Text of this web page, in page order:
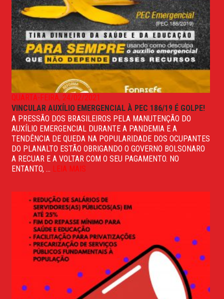
QUARTA-FEIRA, 24/02/2021
VINCULAR AUXÍLIO EMERGENCIAL À PEC 186/19 É GOLPE!
A PRESSÃO DOS BRASILEIROS PELA MANUTENÇÃO DO
AUXÍLIO EMERGENCIAL DURANTE A PANDEMIA E A
TENDÊNCIA DE QUEDA NA POPULARIDADE DOS OCUPANTES
DO PLANALTO ESTÃO OBRIGANDO O GOVERNO BOLSONARO
A RECUAR E A VOLTAR COM O SEU PAGAMENTO. NO
ENTANTO, ... LEIA MAIS